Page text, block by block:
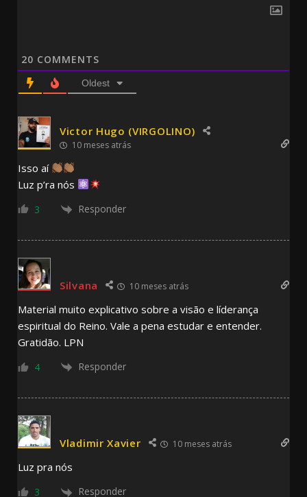
20 COMMENTS
Oldest
Victor Hugo (VIRGOLINO)
10 meses atrás
Isso aí
Luz p’ra nós
3 Responder
Silvana 10 meses atrás
Material muito explicativo sobre a visão e líderança
espiritual do Reino. Vale a pena estudar e entender.
Gratidão. LPN
4 Responder
Vladimir Xavier 10 meses atrás
Luz pra nós
3 Responder